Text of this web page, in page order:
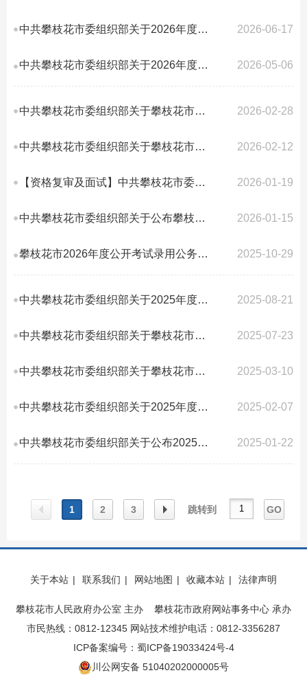
中共攀枝花市委组织部关于2026年度考试录用公务员（参照管理工作人员）补充录用... 2026-06-17
中共攀枝花市委组织部关于2026年度公开考试录用公务员（参照管理工作人员）拟录... 2026-05-06
中共攀枝花市委组织部关于攀枝花市2026年公开考试录用公务员（公招、定向、基层... 2026-02-28
中共攀枝花市委组织部关于攀枝花市2026年度公开考试录用公务员（参照管理工作人... 2026-02-12
【资格复审及面试】中共攀枝花市委组织部关于2026年度公开考试录用公务员（参照... 2026-01-19
中共攀枝花市委组织部关于公布攀枝花市2026年度公开考试录用公务员（参照管理工... 2026-01-15
攀枝花市2026年度公开考试录用公务员 （参照管理工作人员）公告汇总 2025-10-29
中共攀枝花市委组织部关于2025年度考试录用公务员（参照管理工作人员）补充录用... 2025-08-21
中共攀枝花市委组织部关于攀枝花市2025年度考试录用公务员（参照管理工作人员）... 2025-07-23
中共攀枝花市委组织部关于攀枝花市2025年公开考试录用公务员（公招、定向、基层... 2025-03-10
中共攀枝花市委组织部关于2025年度公开考试录用公务员（参照管理人员）资格复审... 2025-02-07
中共攀枝花市委组织部关于公布2025年度公开考试录用公务员（参照管理工作人员）... 2025-01-22
页
1 2 3
页
跳转到 GO
关于本站 | 联系我们 | 网站地图 | 收藏本站 | 法律声明
攀枝花市人民政府办公室 主办 攀枝花市政府网站事务中心 承办
市民热线：0812-12345 网站技术维护电话：0812-3356287
ICP备案编号：蜀ICP备19033424号-4
川公网安备 51040202000005号